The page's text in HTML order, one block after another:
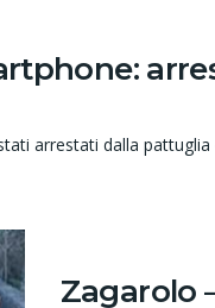
arrestati dalla
Zagarolo